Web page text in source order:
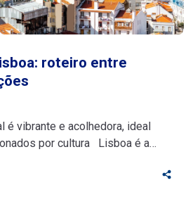
roteiro entre
é vibrante e acolhedora, ideal
por cultura Lisboa é a
prédios históricos, conectam